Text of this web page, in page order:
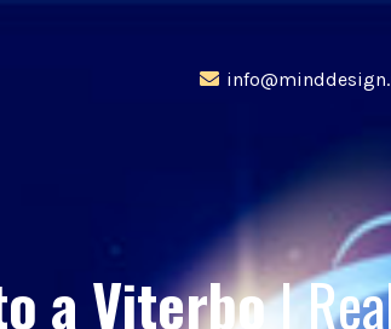
a Viterbo|